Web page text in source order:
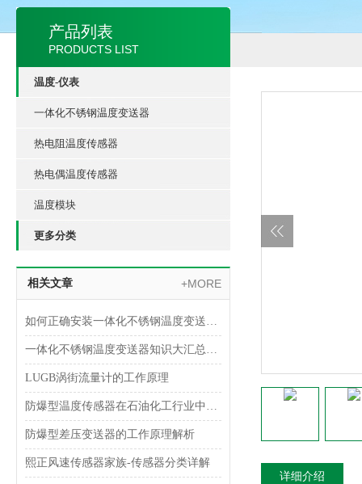
产品列表
PRODUCTS LIST
温度-仪表
一体化不锈钢温度变送器
热电阻温度传感器
热电偶温度传感器
温度模块
更多分类
相关文章 +MORE
如何正确安装一体化不锈钢温度变送器？
一体化不锈钢温度变送器知识大汇总，入门必看！
LUGB涡街流量计的工作原理
防爆型温度传感器在石油化工行业中的应用
防爆型差压变送器的工作原理解析
熙正风速传感器家族-传感器分类详解
详细介绍